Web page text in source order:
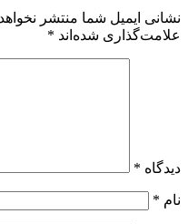
نشانی ایمیل شما منتشر
علامت‌گذاری شده‌اند *
دیدگاه *
نام *